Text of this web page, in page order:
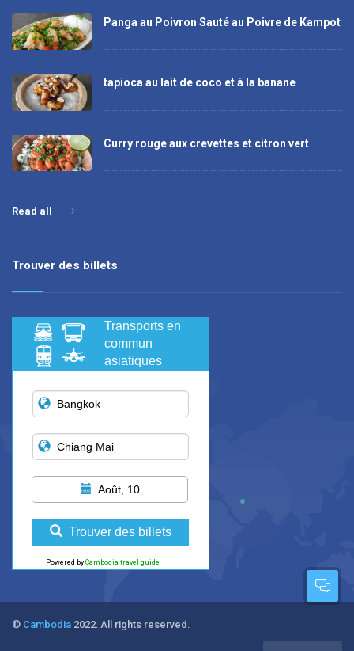
Panga au Poivron Sauté au Poivre de Kampot
tapioca au lait de coco et à la banane
Curry rouge aux crevettes et citron vert
Read all
Trouver des billets
Transports en
commun
asiatiques
Août, 10
Trouver des billets
Powered by Cambodia travel guide
© Cambodia 2022. All rights reserved.